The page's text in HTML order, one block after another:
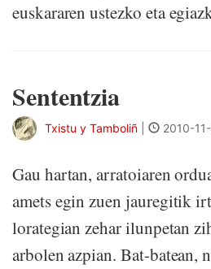
euskararen ustezko eta
Sententzia
Txistu y Tamboliñ 2010-
Gau hartan, arratoiaren
amets egin zuen jauregitik
lorategian zehar ilunpetan
arbolen azpian. Bat-batean,